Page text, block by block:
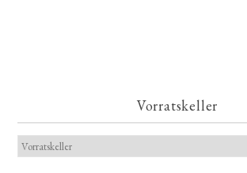
Vorratskeller